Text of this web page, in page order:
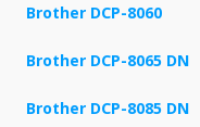
Brother DCP-8060
Brother DCP-8065 DN
Brother DCP-8085 DN